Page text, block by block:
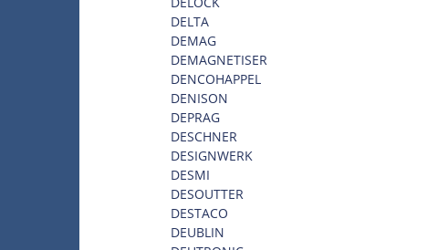
DELTA
DEMAG
DEMAGNETISER
DENCOHAPPEL
DENISON
DEPRAG
DESCHNER
DESIGNWERK
DESMI
DESOUTTER
DESTACO
DEUBLIN